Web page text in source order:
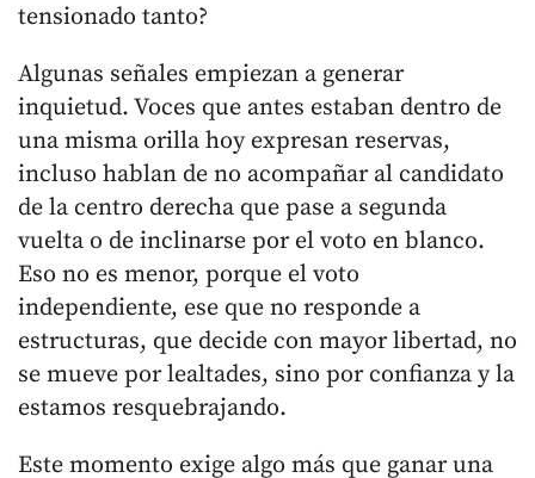
tensionado tanto?
Algunas señales empiezan a generar
inquietud. Voces que antes estaban dentro de
una misma orilla hoy expresan reservas,
incluso hablan de no acompañar al candidato
de la centro derecha que pase a segunda
vuelta o de inclinarse por el voto en blanco.
Eso no es menor, porque el voto
independiente, ese que no responde a
estructuras, que decide con mayor libertad, no
se mueve por lealtades, sino por confianza y la
estamos resquebrajando.
Este momento exige algo más que ganar una